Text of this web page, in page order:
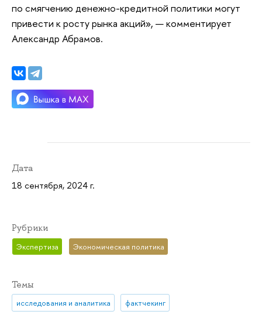
по смягчению денежно-кредитной политики могут
привести к росту рынка акций», — комментирует
Александр Абрамов.
Дата
18 сентября, 2024 г.
Рубрики
Экспертиза Экономическая политика
Темы
исследования и аналитика фактчекинг